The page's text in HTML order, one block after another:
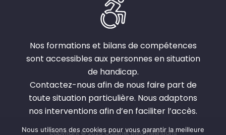
Nos formations et bilans de compétences
sont accessibles aux personnes en situation
de handicap.
Contactez-nous afin de nous faire part de
toute situation particulière. Nous adaptons
nos interventions afin d’en faciliter l’accès.
copyright © 2025 Cabinet BMC |Mentions
Nous utilisons des cookies pour vous garantir la meilleure